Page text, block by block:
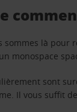
sommes là pour
monospace
sont
Il vous suffit